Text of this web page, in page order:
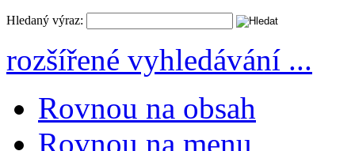
Hledaný výraz:
rozšířené vyhledávání ...
Rovnou na obsah
Rovnou na menu